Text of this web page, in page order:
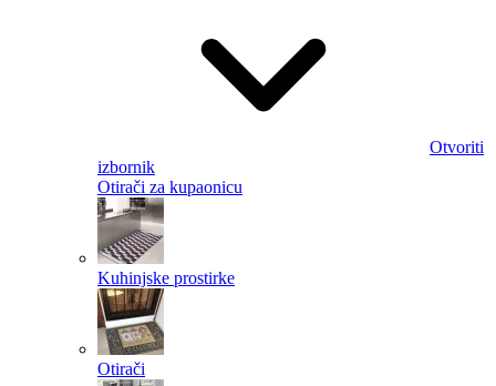
Otvoriti
izbornik
Otirači za kupaonicu
Kuhinjske prostirke
Otirači